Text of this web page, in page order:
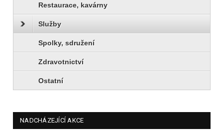
Restaurace, kavárny
Služby
Spolky, sdružení
Zdravotnictví
Ostatní
NADCHÁZEJÍCÍ AKCE